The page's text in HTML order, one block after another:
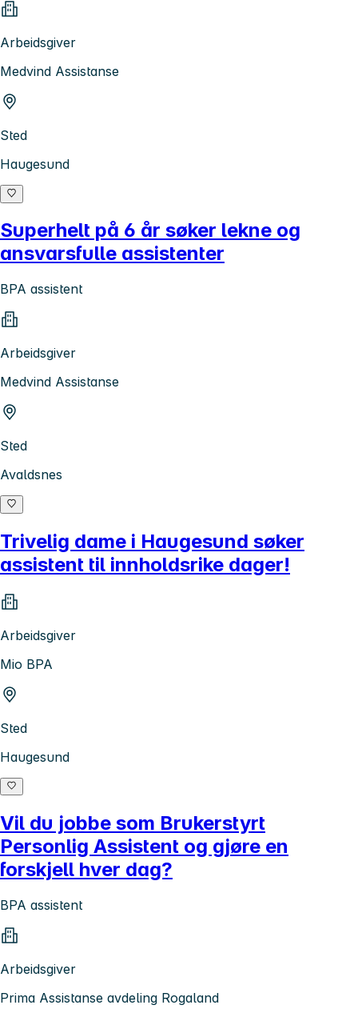
Arbeidsgiver
Medvind Assistanse
Sted
Haugesund
Superhelt på 6 år søker lekne og
ansvarsfulle assistenter
BPA assistent
Arbeidsgiver
Medvind Assistanse
Sted
Avaldsnes
Trivelig dame i Haugesund søker
assistent til innholdsrike dager!
Arbeidsgiver
Mio BPA
Sted
Haugesund
Vil du jobbe som Brukerstyrt
Personlig Assistent og gjøre en
forskjell hver dag?
BPA assistent
Arbeidsgiver
Prima Assistanse avdeling Rogaland